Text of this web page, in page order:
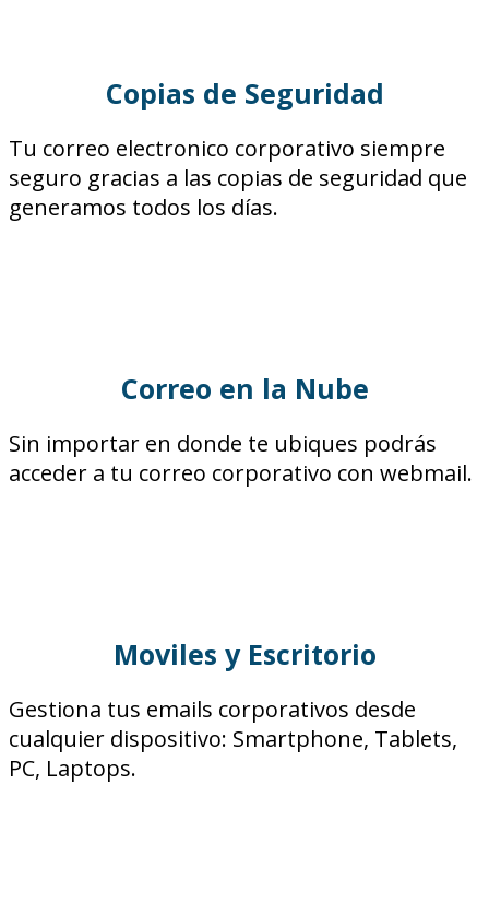
Copias de Seguridad
Tu correo electronico corporativo siempre
seguro gracias a las copias de seguridad que
generamos todos los días.
Correo en la Nube
Sin importar en donde te ubiques podrás
acceder a tu correo corporativo con webmail.
Moviles y Escritorio
Gestiona tus emails corporativos desde
cualquier dispositivo: Smartphone, Tablets,
PC, Laptops.